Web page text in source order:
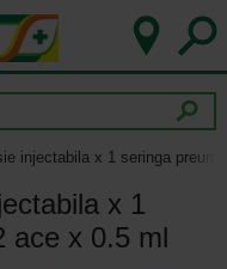
injectabila x 1 seringa
x 1
ace x 0.5 ml